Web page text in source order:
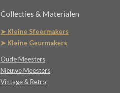
Collecties & Materialen
➤ Kleine Sfeermakers
➤ Kleine Geurmakers
Oude Meesters
Nieuwe Meesters
Vintage & Retro